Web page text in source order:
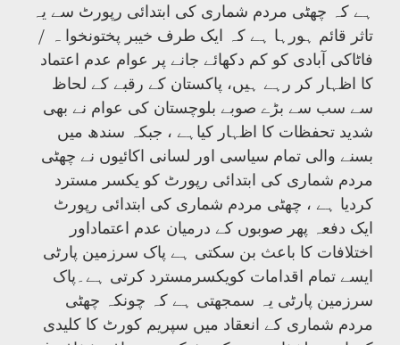
ہے کہ چھٹی مردم شماری کی ابتدائی رپورٹ سے یہ
تاثر قائم ہورہا ہے کہ ایک طرف خیبر پختونخوا ہ /
فاٹاکی آبادی کو کم دکھائے جانے پر عوام عدم اعتماد
کا اظہار کر رہے ہیں، پاکستان کے رقبے کے لحاظ
سے سب سے بڑے صوبے بلوچستان کی عوام نے بھی
شدید تحفظات کا اظہار کیاہے ، جبکہ سندھ میں
بسنے والی تمام سیاسی اور لسانی اکائیوں نے چھٹی
مردم شماری کی ابتدائی رپورٹ کو یکسر مسترد
کردیا ہے ، چھٹی مردم شماری کی ابتدائی رپورٹ
ایک دفعہ پھر صوبوں کے درمیان عدم اعتماداور
اختلافات کا باعث بن سکتی ہے پاک سرزمین پارٹی
ایسے تمام اقدامات کویکسرمسترد کرتی ہے۔پاک
سرزمین پارٹی یہ سمجھتی ہے کہ چونکہ چھٹی
مردم شماری کے انعقاد میں سپریم کورٹ کا کلیدی